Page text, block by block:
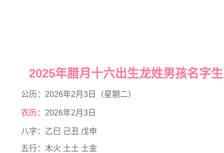
2025年腊月十六出生龙姓男孩名字
公历：2026年2月3日（星期二）
农历 ：2026年2月3日
八字：乙巳 己丑 戊申
五行：木火 土土 土金